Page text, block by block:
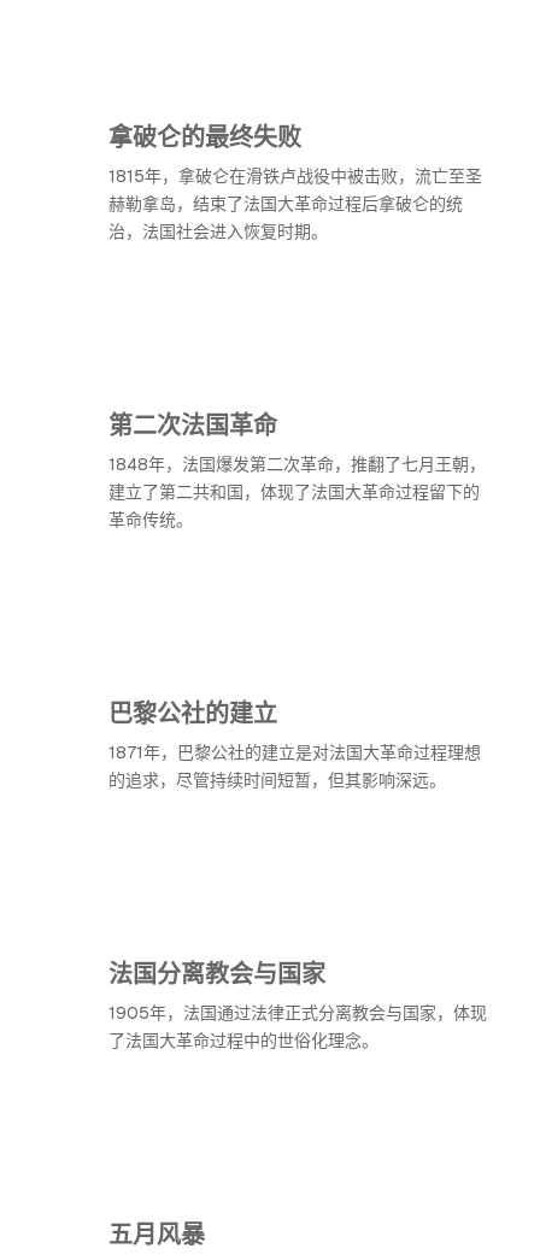
拿破仑的最终失败
1815年，拿破仑在滑铁卢战役中被击败，流亡至圣
赫勒拿岛，结束了法国大革命过程后拿破仑的统
治，法国社会进入恢复时期。
第二次法国革命
1848年，法国爆发第二次革命，推翻了七月王朝，
建立了第二共和国，体现了法国大革命过程留下的
革命传统。
巴黎公社的建立
1871年，巴黎公社的建立是对法国大革命过程理想
的追求，尽管持续时间短暂，但其影响深远。
法国分离教会与国家
1905年，法国通过法律正式分离教会与国家，体现
了法国大革命过程中的世俗化理念。
五月风暴